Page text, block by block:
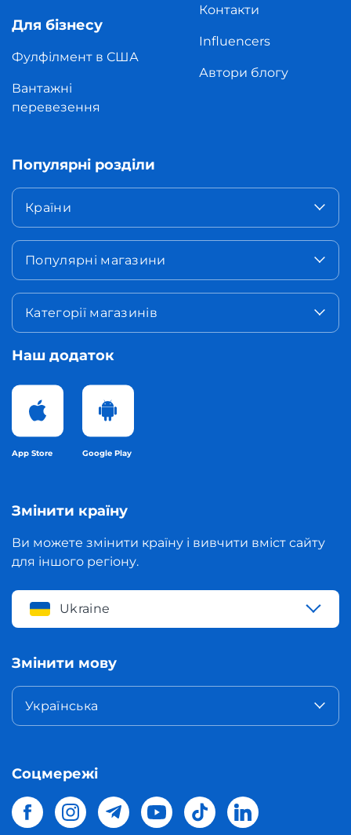
Для бізнесу
Фулфілмент в США
Вантажні
перевезення
Контакти
Influencers
Автори блогу
Популярні розділи
Країни
Популярні магазини
Категорії магазинів
Наш додаток
App Store Google Play
Змінити країну
Ви можете змінити країну і вивчити вміст сайту
для іншого регіону.
Ukraine
Змінити мову
Українська
Соцмережі